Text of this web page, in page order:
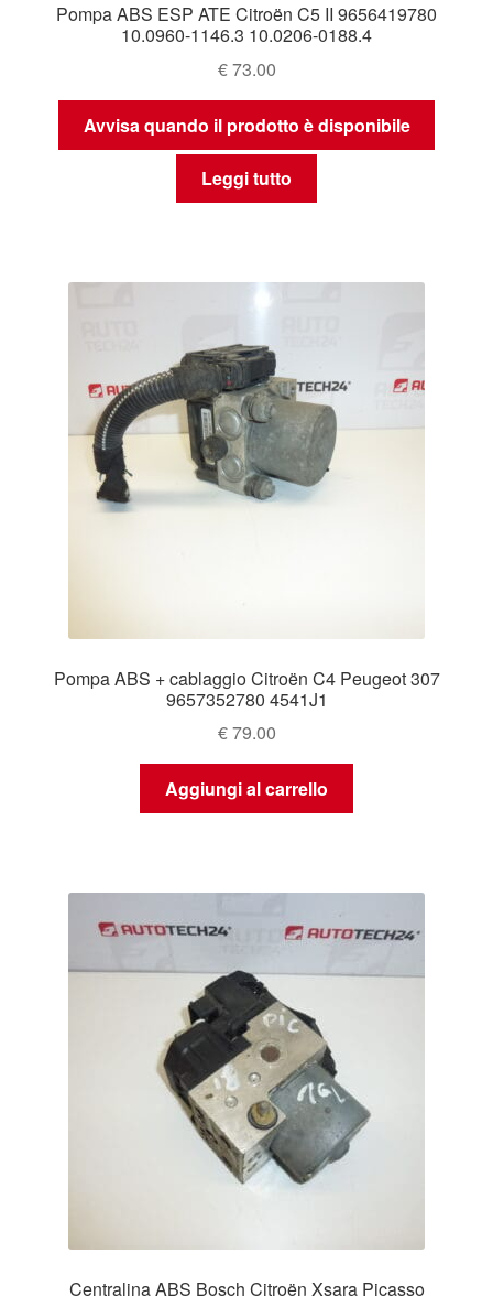
Pompa ABS ESP ATE Citroën C5 II 9656419780
10.0960-1146.3 10.0206-0188.4
€73.00
Avvisa quando il prodotto è disponibile
Leggi tutto
Pompa ABS + cablaggio Citroën C4 Peugeot 307
9657352780 4541J1
€79.00
Aggiungi al carrello
Centralina ABS Bosch Citroën Xsara Picasso